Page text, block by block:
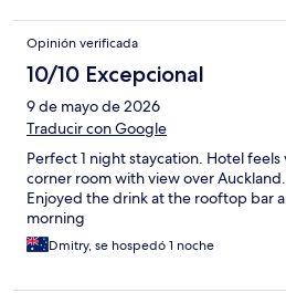
Opinión verificada
10/10 Excepcional
9 de mayo de 2026
Traducir con Google
Perfect 1 night staycation. Hotel
corner room with view over
Enjoyed the drink at the rooftop bar
morning
Dmitry, se hospedó 1 noche